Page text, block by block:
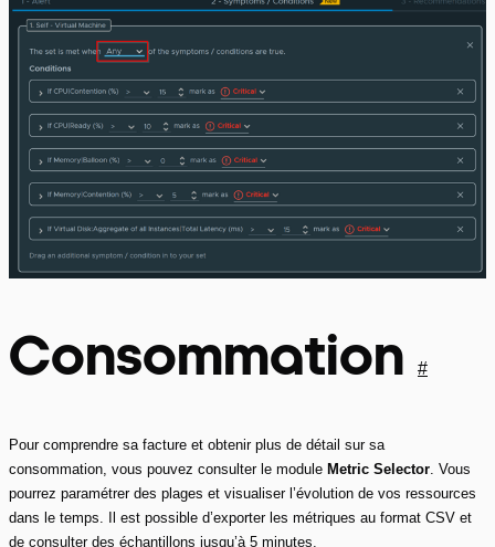
Consommation #
Pour comprendre sa facture et obtenir plus de détail sur sa
consommation, vous pouvez consulter le module Metric Selector. Vous
pourrez paramétrer des plages et visualiser l’évolution de vos ressources
dans le temps. Il est possible d’exporter les métriques au format CSV et
de consulter des échantillons jusqu’à 5 minutes.